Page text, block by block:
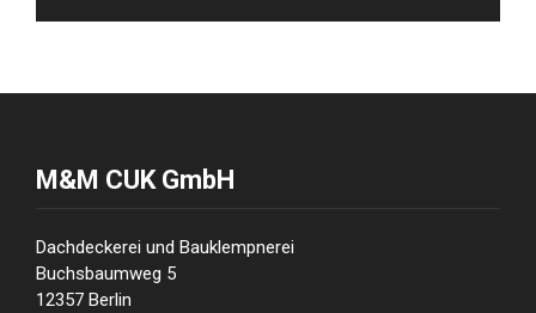
M&M CUK GmbH
Dachdeckerei und Bauklempnerei
Buchsbaumweg 5
12357 Berlin